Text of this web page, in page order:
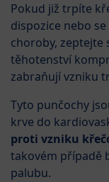
Pokud již trpíte
dispozice nebo
choroby, zeptejte
těhotenství
zabraňují vzniku
Tyto punčochy
krve do
proti vzniku
takovém případě
palubu.